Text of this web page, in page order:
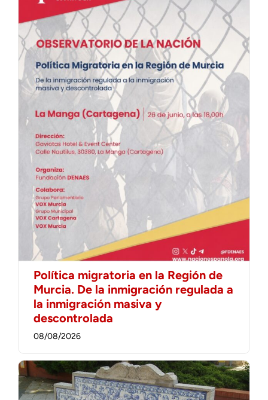
Política migratoria en la Región de
Murcia. De la inmigración regulada a
la inmigración masiva y
descontrolada
08/08/2026